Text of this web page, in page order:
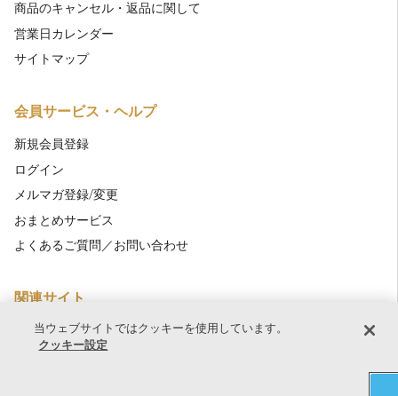
商品のキャンセル・返品に関して
営業日カレンダー
サイトマップ
会員サービス・ヘルプ
新規会員登録
ログイン
メルマガ登録/変更
おまとめサービス
よくあるご質問／お問い合わせ
関連サイト
THE OFFICIAL BANDAI STORE For Overseas users
当ウェブサイトではクッキーを使用しています。
クッキー設定